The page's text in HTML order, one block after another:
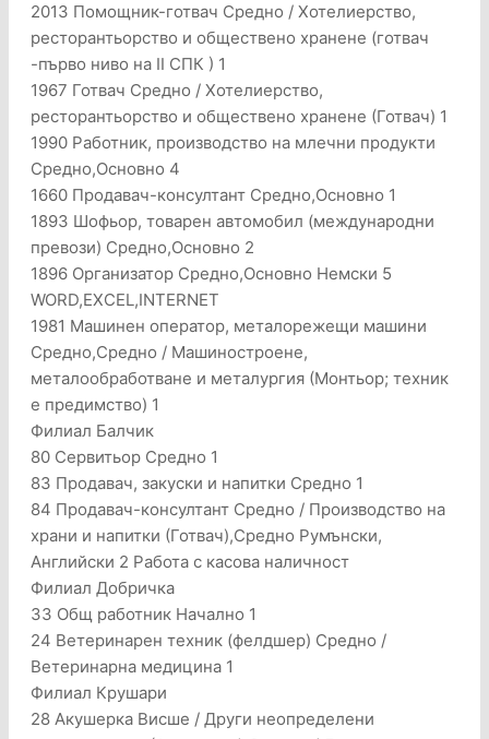
2013 Помощник-готвач Средно / Хотелиерство,
ресторантьорство и обществено хранене (готвач
-първо ниво на II СПК ) 1
1967 Готвач Средно / Хотелиерство,
ресторантьорство и обществено хранене (Готвач) 1
1990 Работник, производство на млечни продукти
Средно,Основно 4
1660 Продавач-консултант Средно,Основно 1
1893 Шофьор, товарен автомобил (международни
превози) Средно,Основно 2
1896 Организатор Средно,Основно Немски 5
WORD,EXCEL,INTERNET
1981 Машинен оператор, металорежещи машини
Средно,Средно / Машиностроене,
металообработване и металургия (Монтьор; техник
е предимство) 1
Филиал Балчик
80 Сервитьор Средно 1
83 Продавач, закуски и напитки Средно 1
84 Продавач-консултант Средно / Производство на
храни и напитки (Готвач),Средно Румънски,
Английски 2 Работа с касова наличност
Филиал Добричка
33 Общ работник Начално 1
24 Ветеринарен техник (фелдшер) Средно /
Ветеринарна медицина 1
Филиал Крушари
28 Акушерка Висше / Други неопределени